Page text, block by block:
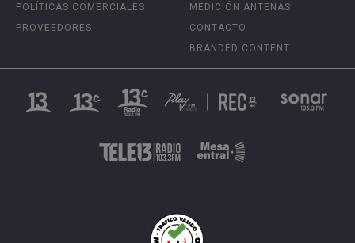
POLÍTICAS COMERCIALES
PROVEEDORES
MEDICIÓN ANTENAS
CONTACTO
BRANDED CONTENT